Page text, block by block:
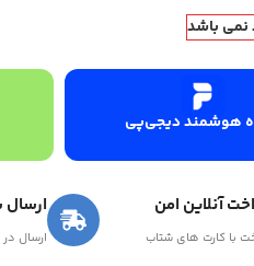
نمی باشد
هوشمند دیجی‌پی
آنلاین امن
با کارت های شتاب ارسال در